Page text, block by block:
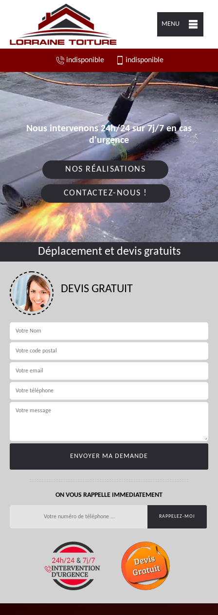
MENU
indisponible indisponible
Nous intervenons 24h/24 sur 7j/7 en cas
d'urgence
NOS RÉALISATIONS
CONTACTEZ-NOUS !
Déplacement et devis gratuits
DEVIS GRATUIT
ON VOUS RAPPELLE IMMEDIATEMENT